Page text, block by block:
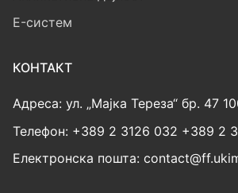
E-систем
КОНТАКТ
Адреса: ул. „Мајка Тереза“ бр. 47
Телефон: +389 2 3126 032 +389 2
Електронска пошта: